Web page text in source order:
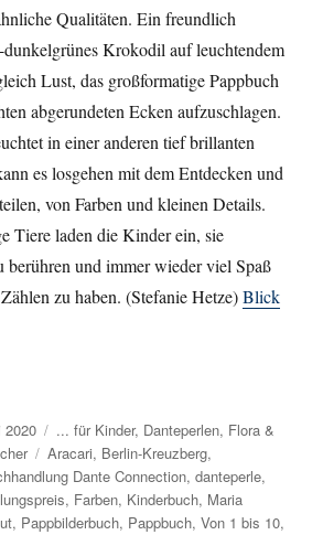
Qualitäten. Ein freundlich
Krokodil auf leuchtendem
Lust, das großformatige Pappbuch
abgerundeten Ecken aufzuschlagen.
in einer anderen tief brillanten
es losgehen mit dem Entdecken und
von Farben und kleinen Details.
Tiere laden die Kinder ein, sie
berühren und immer wieder viel Spaß
zu haben. (Stefanie Hetze)Blick
2020 Kategorien
... für Kinder, Danteperlen, Flora &
Schlagwörter
Aracari, Berlin-Kreuzberg,
Dante Connection,danteperle,
, Farben, Kinderbuch, Maria
, Pappbilderbuch, Pappbuch,Von 1 bis 10,